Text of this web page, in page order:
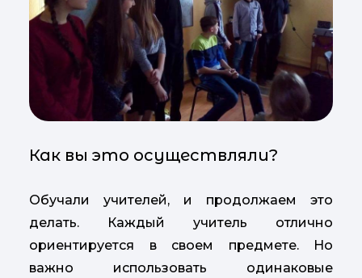
Как вы это осуществляли?
Обучали учителей, и продолжаем это
делать. Каждый учитель отлично
ориентируется в своем предмете. Но
важно использовать одинаковые